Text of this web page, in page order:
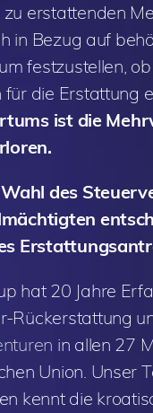
zu erstattenden
in Bezug auf
festzustellen,
die Erstattung
ist die
des
hat 20 Jahre
Rückerstattung
in allen 27
Union. Unser
kennt die